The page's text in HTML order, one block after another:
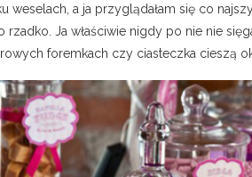
weselach, a ja przyglądałam się co
rzadko. Ja właściwie nigdy po nie nie
foremkach czy ciasteczka cieszą